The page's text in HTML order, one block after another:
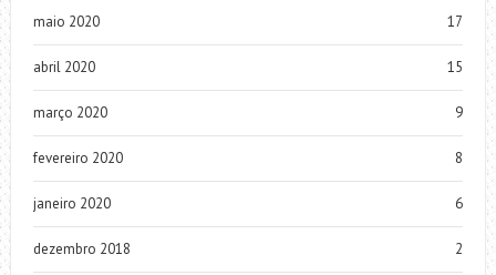
maio 2020 17
abril 2020 15
março 2020 9
fevereiro 2020 8
janeiro 2020 6
dezembro 2018 2